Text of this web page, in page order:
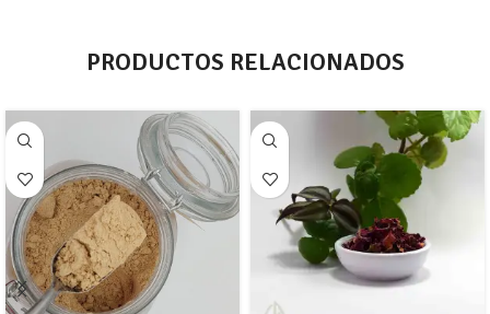
PRODUCTOS RELACIONADOS